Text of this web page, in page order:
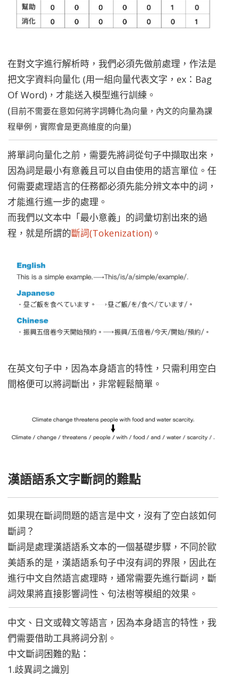
在對文字進行解析時，我們必須先做前處理，作法是
把文字資料向量化 (用一組向量代表文字，ex：Bag
Of Word)，才能送入模型進行訓練。
(目前不需要在意如何將字詞轉化為向量，內文的向量為課
程舉例，實際會是更高維度的向量)
將單詞向量化之前，需要先將詞從句子中擷取出來，
因為詞是最小有意義且可以自由使用的語言單位。任
何需要處理語言的任務都必須先能分辨文本中的詞，
才能進行進一步的處理。
而我們以文本中「最小意義」的詞彙切割出來的過
程，就是所謂的斷詞(Tokenization) 。
在英文句子中，因為本身語言的特性，只需利用空白
間格便可以將詞斷出，非常輕鬆簡單。
漢語語系文字斷詞的難點
如果現在斷詞問題的語言是中文，沒有了空白該如何
斷詞？
斷詞是處理漢語語系文本的一個基礎步驟，不同於歐
美語系的是，漢語語系句子中沒有詞的界限，因此在
進行中文自然語言處理時，通常需要先進行斷詞，斷
詞效果將直接影響詞性、句法樹等模組的效果。
中文、日文或韓文等語言，因為本身語言的特性，我
們需要借助工具將詞分割。
中文斷詞困難的點：
1.歧異詞之識別